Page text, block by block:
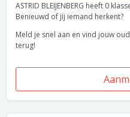
ASTRID BLEIJENBERG heeft 0
Benieuwd of jij iemand herkent?
Meld je snel aan en vind jouw
terug!